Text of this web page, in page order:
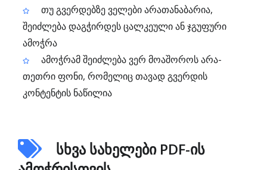
თუ გვერდებზე ველები არათანაბარია,
შეიძლება დაგჭირდეს ცალკეული ან ჯგუფური
ამოჭრა
ამოჭრამ შეიძლება ვერ მოაშოროს არა-
თეთრი ფონი, რომელიც თავად გვერდის
კონტენტის ნაწილია
სხვა სახელები PDF-ის